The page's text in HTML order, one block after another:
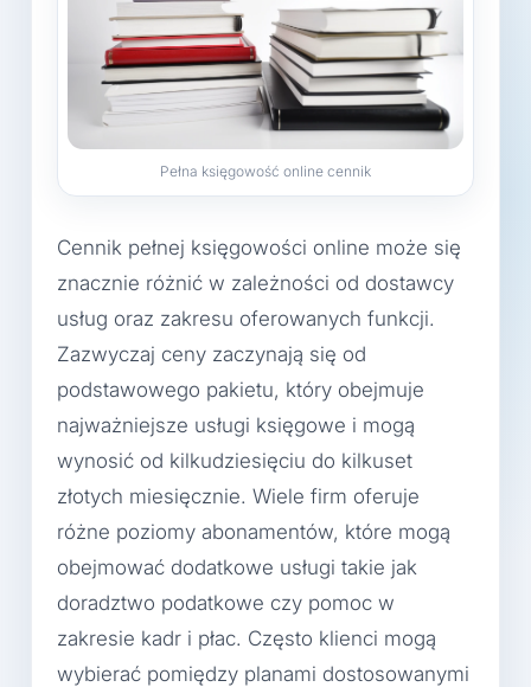
Pełna księgowość online cennik
Cennik pełnej księgowości online może się
znacznie różnić w zależności od dostawcy
usług oraz zakresu oferowanych funkcji.
Zazwyczaj ceny zaczynają się od
podstawowego pakietu, który obejmuje
najważniejsze usługi księgowe i mogą
wynosić od kilkudziesięciu do kilkuset
złotych miesięcznie. Wiele firm oferuje
różne poziomy abonamentów, które mogą
obejmować dodatkowe usługi takie jak
doradztwo podatkowe czy pomoc w
zakresie kadr i płac. Często klienci mogą
wybierać pomiędzy planami dostosowanymi